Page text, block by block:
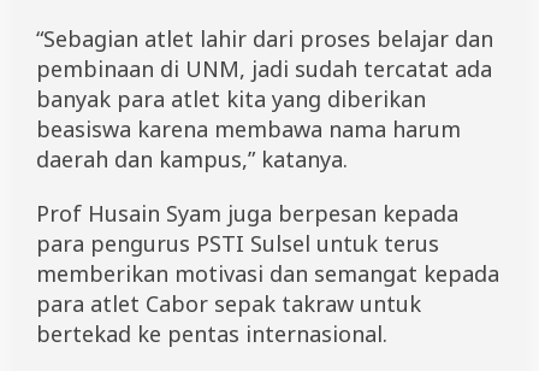
“Sebagian atlet lahir dari proses belajar dan
pembinaan di UNM, jadi sudah tercatat ada
banyak para atlet kita yang diberikan
beasiswa karena membawa nama harum
daerah dan kampus,” katanya.
Prof Husain Syam juga berpesan kepada
para pengurus PSTI Sulsel untuk terus
memberikan motivasi dan semangat kepada
para atlet Cabor sepak takraw untuk
bertekad ke pentas internasional.